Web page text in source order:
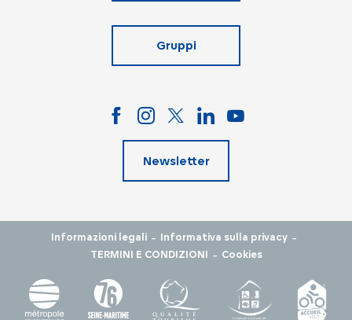
Gruppi
Newsletter
Informazioni legali - Informativa sulla privacy -
TERMINI E CONDIZIONI - Cookies